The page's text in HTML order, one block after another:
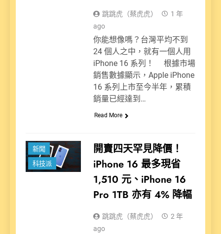
跳跳虎（蔡虎虎）
1 年
ago
你能想像嗎？台灣平均不到
24 個人之中，就有一個人用
iPhone 16 系列！ 根據市場
銷售數據顯示，Apple iPhone
16 系列上市至今半年，累積
銷量已經達到…
Read More
新聞
科技派
開賣四天罕見降價！
iPhone 16 最多現省
1,510 元、iPhone 16
Pro 1TB 亦有 4% 降幅
跳跳虎（蔡虎虎）
2 年
ago